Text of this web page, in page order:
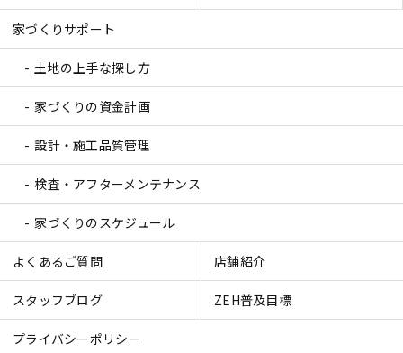
家づくりサポート
土地の上手な探し方
家づくりの資金計画
設計・施工品質管理
検査・アフターメンテナンス
家づくりのスケジュール
よくあるご質問 店舗紹介
スタッフブログ ZEH普及目標
プライバシーポリシー